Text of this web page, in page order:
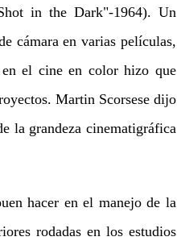
in the Dark"-1964). Un
cámara en varias películas,
el cine en color hizo que
Martin Scorsese dijo
la grandeza cinematigráfica
hacer en el manejo de la
rodadas en los estudios